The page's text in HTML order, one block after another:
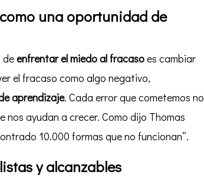
una oportunidad de
deenfrentar el miedo al fracasoes cambiar
el fracaso como algo negativo,
aprendizaje. Cada error que cometemos
ayudan a crecer. Como dijo Thomas
10.000 formas que no funcionan”.
y alcanzables